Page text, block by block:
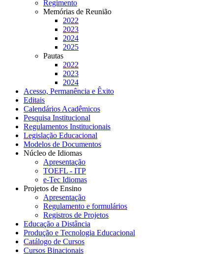
Regimento
Memórias de Reunião
2022
2023
2024
2025
Pautas
2022
2023
2024
Acesso, Permanência e Êxito
Editais
Calendários Acadêmicos
Pesquisa Institucional
Regulamentos Institucionais
Legislação Educacional
Modelos de Documentos
Núcleo de Idiomas
Apresentação
TOEFL - ITP
e-Tec Idiomas
Projetos de Ensino
Apresentação
Regulamento e formulários
Registros de Projetos
Educação a Distância
Produção e Tecnologia Educacional
Catálogo de Cursos
Cursos Binacionais